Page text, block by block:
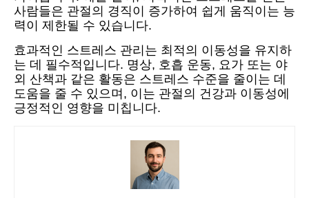
사람들은 관절의 경직이 증가하여 쉽게 움직이는 능
력이 제한될 수 있습니다.
효과적인 스트레스 관리는 최적의 이동성을 유지하
는 데 필수적입니다. 명상, 호흡 운동, 요가 또는 야
외 산책과 같은 활동은 스트레스 수준을 줄이는 데
도움을 줄 수 있으며, 이는 관절의 건강과 이동성에
긍정적인 영향을 미칩니다.